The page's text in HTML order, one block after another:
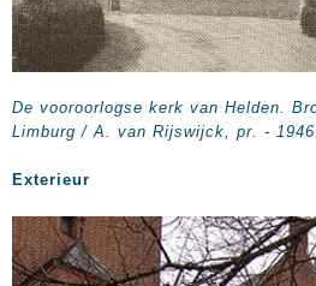
De vooroorlogse kerk van Helden.
Limburg / A. van Rijswijck, pr. - 1946
Exterieur